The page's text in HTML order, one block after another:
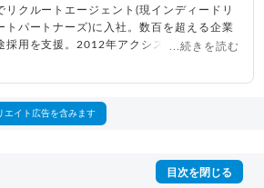
リクルートエージェント(現インディードリ
トパートナーズ)に入社。数百を超える企業
採用を支援。2012年アクシス(株)設立、代
い転職エージェント
...続きを読む
エイト広告を含みます